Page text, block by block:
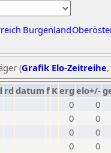
Burgenland
(Grafik Elo-Zeitreihe,
rd datumf Kerg elo+/-
0
0
0
0
0
0
0
0